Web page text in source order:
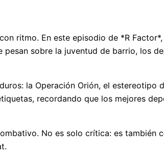
ritmo. En este episodio de *R
sobre la juventud de barrio, los
la Operación Orión, el estereotipo
recordando que los mejores
No es solo crítica: es también